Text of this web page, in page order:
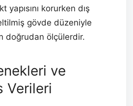
yapısını korurken dış
gövde düzeniyle
doğrudan ölçülerdir.
ve
Verileri